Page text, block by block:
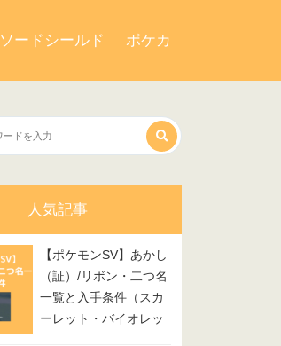
ソードシールド ポケカ
人気記事
【ポケモンSV】あかし
（証）/リボン・二つ名
一覧と入手条件（スカ
ーレット・バイオレッ